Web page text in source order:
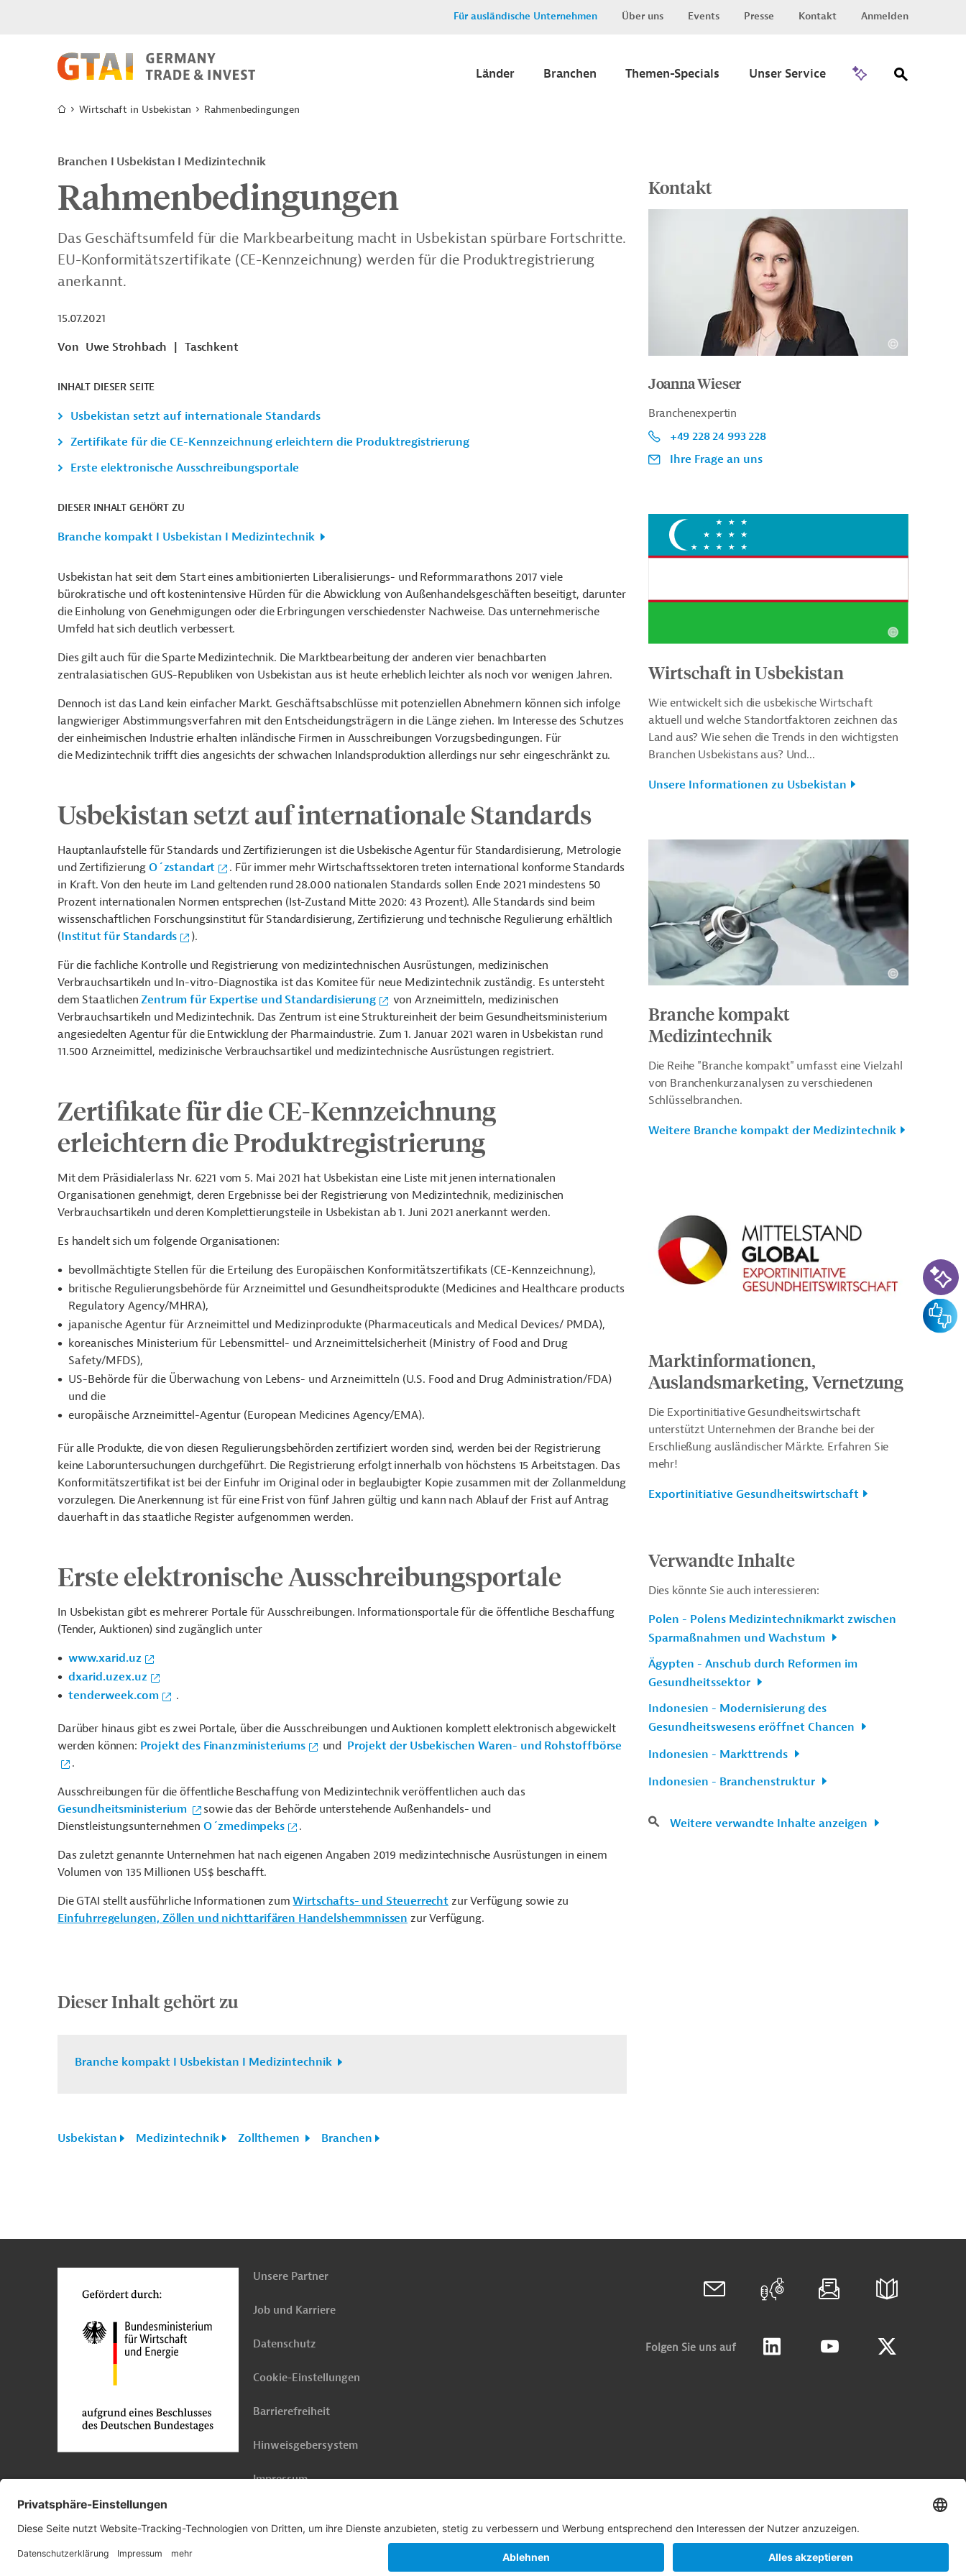
Für ausländische Unternehmen Über uns Events Presse Kontakt Anmelden
Länder Branchen Themen-Specials Unser Service
Wirtschaft in Usbekistan Rahmenbedingungen
Branchen I Usbekistan I Medizintechnik
Rahmenbedingungen
Das Geschäftsumfeld für die Markbearbeitung macht in Usbekistan spürbare Fortschritte.
EU-Konformitätszertifikate (CE-Kennzeichnung) werden für die Produktregistrierung
anerkannt.
15.07.2021
Von Uwe Strohbach Taschkent
INHALT DIESER SEITE
Usbekistan setzt auf internationale Standards
Zertifikate für die CE-Kennzeichnung erleichtern die Produktregistrierung
Erste elektronische Ausschreibungsportale
DIESER INHALT GEHÖRT ZU
Branche kompakt I Usbekistan I Medizintechnik
Usbekistan hat seit dem Start eines ambitionierten Liberalisierungs- und Reformmarathons 2017 viele
bürokratische und oft kostenintensive Hürden für die Abwicklung von Außenhandelsgeschäften beseitigt, darunter
die Einholung von Genehmigungen oder die Erbringungen verschiedenster Nachweise. Das unternehmerische
Umfeld hat sich deutlich verbessert.
Dies gilt auch für die Sparte Medizintechnik. Die Marktbearbeitung der anderen vier benachbarten
zentralasiatischen GUS-Republiken von Usbekistan aus ist heute erheblich leichter als noch vor wenigen Jahren.
Dennoch ist das Land kein einfacher Markt. Geschäftsabschlüsse mit potenziellen Abnehmern können sich infolge
langwieriger Abstimmungsverfahren mit den Entscheidungsträgern in die Länge ziehen. Im Interesse des Schutzes
der einheimischen Industrie erhalten inländische Firmen in Ausschreibungen Vorzugsbedingungen. Für
die Medizintechnik trifft dies angesichts der schwachen Inlandsproduktion allerdings nur sehr eingeschränkt zu.
Usbekistan setzt auf internationale Standards
Hauptanlaufstelle für Standards und Zertifizierungen ist die Usbekische Agentur für Standardisierung, Metrologie
und Zertifizierung O´zstandart
. Für immer mehr Wirtschaftssektoren treten international konforme Standards
in Kraft. Von den heute im Land geltenden rund 28.000 nationalen Standards sollen Ende 2021 mindestens 50
Prozent internationalen Normen entsprechen (Ist-Zustand Mitte 2020: 43 Prozent). Alle Standards sind beim
wissenschaftlichen Forschungsinstitut für Standardisierung, Zertifizierung und technische Regulierung erhältlich
(Institut für Standards ).
Für die fachliche Kontrolle und Registrierung von medizintechnischen Ausrüstungen, medizinischen
Verbrauchsartikeln und In-vitro-Diagnostika ist das Komitee für neue Medizintechnik zuständig. Es untersteht
dem StaatlichenZentrum für Expertise und Standardisierung
von Arzneimitteln, medizinischen
Verbrauchsartikeln und Medizintechnik. Das Zentrum ist eine Struktureinheit der beim Gesundheitsministerium
angesiedelten Agentur für die Entwicklung der Pharmaindustrie. Zum 1. Januar 2021 waren in Usbekistan rund
11.500 Arzneimittel, medizinische Verbrauchsartikel und medizintechnische Ausrüstungen registriert.
Zertifikate für die CE-Kennzeichnung
erleichtern die Produktregistrierung
Mit dem Präsidialerlass Nr. 6221 vom 5. Mai 2021 hat Usbekistan eine Liste mit jenen internationalen
Organisationen genehmigt, deren Ergebnisse bei der Registrierung von Medizintechnik, medizinischen
Verbrauchsartikeln und deren Komplettierungsteile in Usbekistan ab 1. Juni 2021 anerkannt werden.
Es handelt sich um folgende Organisationen:
bevollmächtigte Stellen für die Erteilung des Europäischen Konformitätszertifikats (CE-Kennzeichnung),
britische Regulierungsbehörde für Arzneimittel und Gesundheitsprodukte (Medicines and Healthcare products
Regulatory Agency/MHRA),
japanische Agentur für Arzneimittel und Medizinprodukte (Pharmaceuticals and Medical Devices/ PMDA),
koreanisches Ministerium für Lebensmittel- und Arzneimittelsicherheit (Ministry of Food and Drug
Safety/MFDS),
US-Behörde für die Überwachung von Lebens- und Arzneimitteln (U.S. Food and Drug Administration/FDA)
und die
europäische Arzneimittel-Agentur (European Medicines Agency/EMA).
Für alle Produkte, die von diesen Regulierungsbehörden zertifiziert worden sind, werden bei der Registrierung
keine Laboruntersuchungen durchgeführt. Die Registrierung erfolgt innerhalb von höchstens 15 Arbeitstagen. Das
Konformitätszertifikat ist bei der Einfuhr im Original oder in beglaubigter Kopie zusammen mit der Zollanmeldung
vorzulegen. Die Anerkennung ist für eine Frist von fünf Jahren gültig und kann nach Ablauf der Frist auf Antrag
dauerhaft in das staatliche Register aufgenommen werden.
Erste elektronische Ausschreibungsportale
In Usbekistan gibt es mehrerer Portale für Ausschreibungen. Informationsportale für die öffentliche Beschaffung
(Tender, Auktionen) sind zugänglich unter
www.xarid.uz
dxarid.uzex.uz
tenderweek.com
.
Darüber hinaus gibt es zwei Portale, über die Ausschreibungen und Auktionen komplett elektronisch abgewickelt
werden können: Projekt des Finanzministeriums und Projekt der Usbekischen Waren- und Rohstoffbörse
.
Ausschreibungen für die öffentliche Beschaffung von Medizintechnik veröffentlichen auch das
Gesundheitsministerium
sowie das der Behörde unterstehende Außenhandels- und
Dienstleistungsunternehmen O´zmedimpeks
.
Das zuletzt genannte Unternehmen hat nach eigenen Angaben 2019 medizintechnische Ausrüstungen in einem
Volumen von 135 Millionen US$ beschafft.
Die GTAI stellt ausführliche Informationen zumWirtschafts- und Steuerrecht zur Verfügung sowie zu
Einfuhrregelungen, Zöllen und nichttarifären Handelshemmnissen zur Verfügung.
Dieser Inhalt gehört zu
Branche kompakt I Usbekistan I Medizintechnik
Usbekistan Medizintechnik Zollthemen Branchen
Kontakt
Joanna Wieser
Branchenexpertin
+49 228 24 993 228
Ihre Frage an uns
Wirtschaft in Usbekistan
Wie entwickelt sich die usbekische Wirtschaft
aktuell und welche Standortfaktoren zeichnen das
Land aus? Wie sehen die Trends in den wichtigsten
Branchen Usbekistans aus? Und...
Unsere Informationen zu Usbekistan
Branche kompakt
Medizintechnik
Die Reihe "Branche kompakt" umfasst eine Vielzahl
von Branchenkurzanalysen zu verschiedenen
Schlüsselbranchen.
Weitere Branche kompakt der Medizintechnik
Marktinformationen,
Auslandsmarketing, Vernetzung
Die Exportinitiative Gesundheitswirtschaft
unterstützt Unternehmen der Branche bei der
Erschließung ausländischer Märkte. Erfahren Sie
mehr!
Exportinitiative Gesundheitswirtschaft
Verwandte Inhalte
Dies könnte Sie auch interessieren:
Polen - Polens Medizintechnikmarkt zwischen
Sparmaßnahmen und Wachstum
Ägypten - Anschub durch Reformen im
Gesundheitssektor
Indonesien - Modernisierung des
Gesundheitswesens eröffnet Chancen
Indonesien - Markttrends
Indonesien - Branchenstruktur
Weitere verwandte Inhalte anzeigen
oben
Unsere Partner
Job und Karriere
Datenschutz
Cookie-Einstellungen
Barrierefreiheit
Hinweisgebersystem
Impressum
Folgen Sie uns auf
KI-